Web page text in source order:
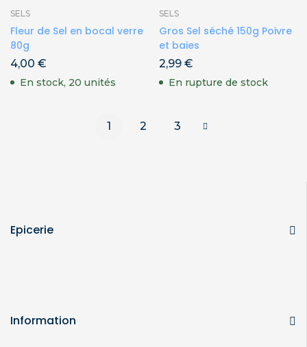
SELS
Fleur de Sel en bocal verre
80g
4,00 €
En stock, 20 unités
SELS
Gros Sel séché 150g Poivre
et baies
2,99 €
En rupture de stock
1 2 3
Epicerie
Information